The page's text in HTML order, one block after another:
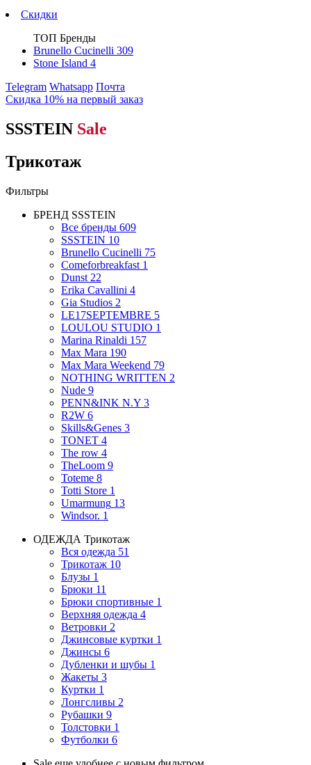
Скидки
ТОП Бренды
Brunello Cucinelli 309
Stone Island 4
Telegram Whatsapp Почта
Скидка 10% на первый заказ
SSSTEIN Sale
Трикотаж
Фильтры
БРЕНД SSSTEIN
Все бренды 609
SSSTEIN 10
Brunello Cucinelli 75
Comeforbreakfast 1
Dunst 22
Erika Cavallini 4
Gia Studios 2
LE17SEPTEMBRE 5
LOULOU STUDIO 1
Marina Rinaldi 157
Max Mara 190
Max Mara Weekend 79
NOTHING WRITTEN 2
Nude 9
PENN&INK N.Y 3
R2W 6
Skills&Genes 3
TONET 4
The row 4
TheLoom 9
Toteme 8
Totti Store 1
Umarmung 13
Windsor. 1
ОДЕЖДА Трикотаж
Вся одежда 51
Трикотаж 10
Блузы 1
Брюки 11
Брюки спортивные 1
Верхняя одежда 4
Ветровки 2
Джинсовые куртки 1
Джинсы 6
Дубленки и шубы 1
Жакеты 3
Куртки 1
Лонгсливы 2
Рубашки 9
Толстовки 1
Футболки 6